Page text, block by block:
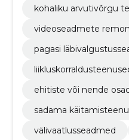
kohaliku arvutivõrgu
videoseadmete
pagasi
ehitiste või nende
sadama
välivaatlusseadmed